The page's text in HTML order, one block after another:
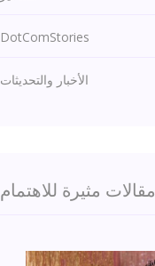
DotComStories
الأخبار والتحديثات
مقالات مثيرة للاهتمام